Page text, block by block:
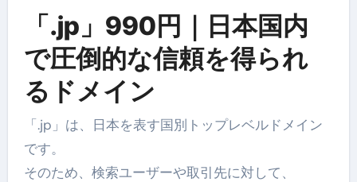
「.jp」990円｜日本国内
で圧倒的な信頼を得られ
るドメイン
「.jp」は、日本を表す国別トップレベルドメイン
です。
そのため、検索ユーザーや取引先に対して、